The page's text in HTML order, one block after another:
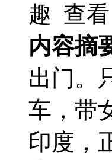
趣 查看
内容摘
出门。
车，带
印度，